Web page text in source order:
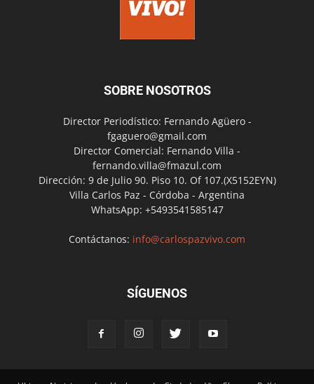
SOBRE NOSOTROS
Director Periodístico: Fernando Agüero -
fgaguero@gmail.com
Director Comercial: Fernando Villa -
fernando.villa@fmazul.com
Dirección: 9 de Julio 90. Piso 10. Of 107.(X5152EYN)
Villa Carlos Paz - Córdoba - Argentina
WhatsApp: +5493541585147
Contáctanos: info@carlospazvivo.com
SÍGUENOS